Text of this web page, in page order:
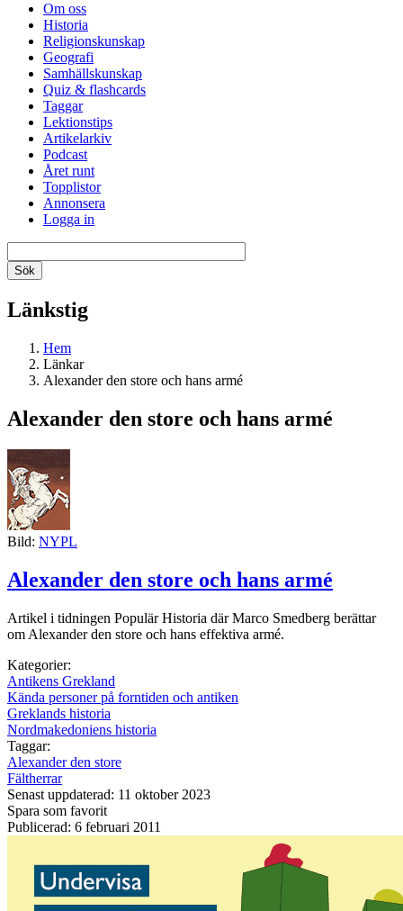
Om oss
Historia
Religionskunskap
Geografi
Samhällskunskap
Quiz & flashcards
Taggar
Lektionstips
Artikelarkiv
Podcast
Året runt
Topplistor
Annonsera
Logga in
Länkstig
Hem
Länkar
Alexander den store och hans armé
Alexander den store och hans armé
Bild: NYPL
Alexander den store och hans armé
Artikel i tidningen Populär Historia där Marco Smedberg berättar
om Alexander den store och hans effektiva armé.
Kategorier:
Antikens Grekland
Kända personer på forntiden och antiken
Greklands historia
Nordmakedoniens historia
Taggar:
Alexander den store
Fältherrar
Senast uppdaterad: 11 oktober 2023
Spara som favorit
Publicerad: 6 februari 2011